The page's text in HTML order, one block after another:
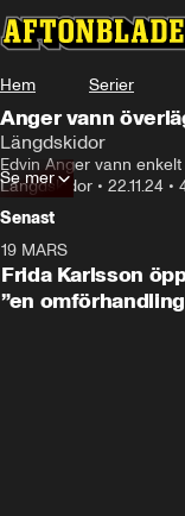
Hem Serier
Anger vann
Längdskidor
Edvin Anger vann
Längdskidor • 22.11.24 •
Se mer
Senast
19 MARS
Frida Karlsson
”en